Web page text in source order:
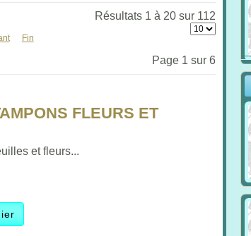
Résultats 1 à 20 sur 112
Fin
Page 1 sur 6
FLEURS ET
et fleurs...